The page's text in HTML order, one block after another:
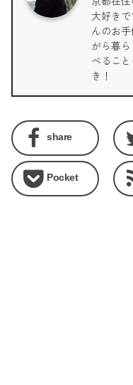
大好き
んのお
がら暮
べるこ
き！
share
Pocket